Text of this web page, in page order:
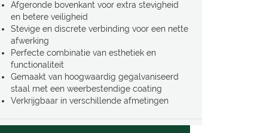
Afgeronde bovenkant voor extra stevigheid
en betere veiligheid
Stevige en discrete verbinding voor een nette
afwerking
Perfecte combinatie van esthetiek en
functionaliteit
Gemaakt van hoogwaardig gegalvaniseerd
staal met een weerbestendige coating
Verkrijgbaar in verschillende afmetingen